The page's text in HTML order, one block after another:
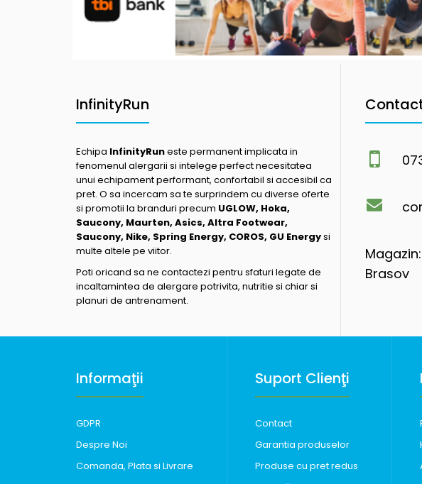
InfinityRun
Echipa InfinityRuneste permanent implicata in
fenomenul alergarii si intelege perfect necesitatea
unui echipament performant, confortabil si accesibil ca
pret. O sa incercam sa te surprindem cu diverse oferte
si promotii la branduri precum UGLOW, Hoka,
Saucony, Maurten, Asics, Altra Footwear,
Saucony, Nike, Spring Energy, COROS, GU Energysi
multe altele pe viitor.
Poti oricand sa ne contactezi pentru sfaturi legate de
incaltamintea de alergare potrivita, nutritie si chiar si
planuri de antrenament.
Brasov
Informaţii
GDPR
Despre Noi
Comanda, Plata si Livrare
Suport Clienţi
Contact
Garantia produselor
Produse cu pret redus